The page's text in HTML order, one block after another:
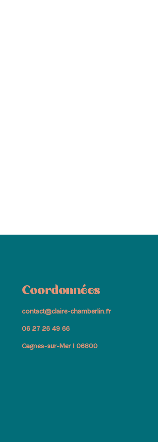
Coordonnées
contact@claire-chamberlin.fr
06 27 26 49 66
Cagnes-sur-Mer I 06800